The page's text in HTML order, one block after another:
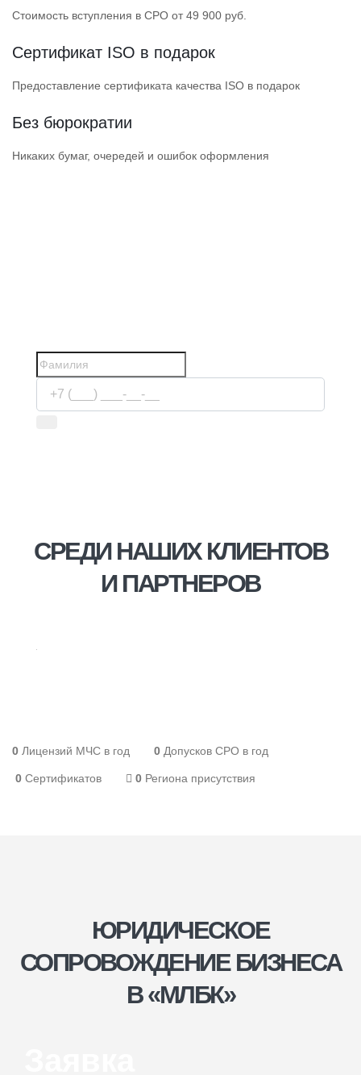
Стоимость вступления в СРО от 49 900 руб.
Сертификат ISO в подарок
Предоставление сертификата качества ISO в подарок
Без бюрократии
Никаких бумаг, очередей и ошибок оформления
СРЕДИ НАШИХ КЛИЕНТОВ
И ПАРТНЕРОВ
0 Лицензий МЧС в год 0 Допусков СРО в год
0 Сертификатов 0 Региона присутствия
ЮРИДИЧЕСКОЕ
СОПРОВОЖДЕНИЕ БИЗНЕСА
В «МЛБК»